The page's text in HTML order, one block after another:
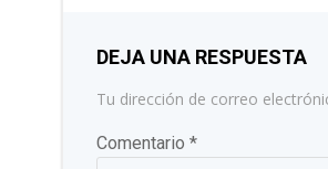
DEJA UNA RESPUESTA
Tu dirección de correo
Comentario *